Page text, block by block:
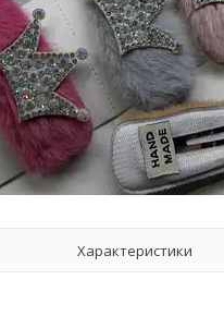
Характеристики